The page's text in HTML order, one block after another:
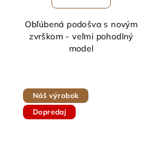
Obľúbená podošva s novým
zvrškom - veľmi pohodlný
model
Náš výrobok
Dopredaj